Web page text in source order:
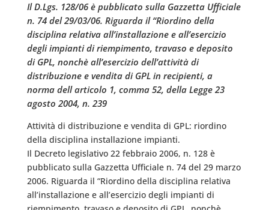
Il D.Lgs. 128/06 è pubblicato sulla Gazzetta Ufficiale
n. 74 del 29/03/06. Riguarda il “Riordino della
disciplina relativa all’installazione e all’esercizio
degli impianti di riempimento, travaso e deposito
di GPL, nonchè all’esercizio dell’attività di
distribuzione e vendita di GPL in recipienti, a
norma dell articolo 1, comma 52, della Legge 23
agosto 2004, n. 239
Attività di distribuzione e vendita di GPL: riordino
della disciplina installazione impianti.
Il Decreto legislativo 22 febbraio 2006, n. 128 è
pubblicato sulla Gazzetta Ufficiale n. 74 del 29 marzo
2006. Riguarda il “Riordino della disciplina relativa
all’installazione e all’esercizio degli impianti di